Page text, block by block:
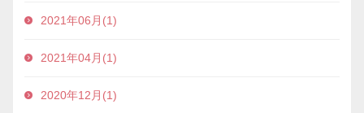
2021年06月(1)
2021年04月(1)
2020年12月(1)